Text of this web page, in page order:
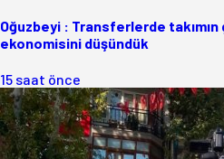
Oğuzbeyi : Transferlerde
ekonomisini düşündük
15 saat önce